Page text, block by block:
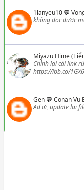
1lanyeu10💬
không đọc được
Miyazu Hime
Chỉnh lại cái link
https://ibb.co/
Gen💬 Conan Vu
Ad ơi, update lại